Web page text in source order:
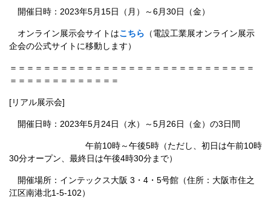
開催日時：2023年5月15日（月）～6月30日（金）
オンライン展示会サイトはこちら （電設工業展オンライン展示
企会の公式サイトに移動します）
＝＝＝＝＝＝＝＝＝＝＝＝＝＝＝＝＝＝＝＝＝＝＝＝＝＝＝＝＝
＝＝＝＝＝＝＝＝＝＝＝＝＝
[リアル展示会]
開催日時：2023年5月24日（水）～5月26日（金）の3日間
午前10時～午後5時（ただし、初日は午前10時
30分オープン、最終日は午後4時30分まで）
開催場所：インテックス大阪 3・4・5号館（住所：大阪市住之
江区南港北1-5-102）